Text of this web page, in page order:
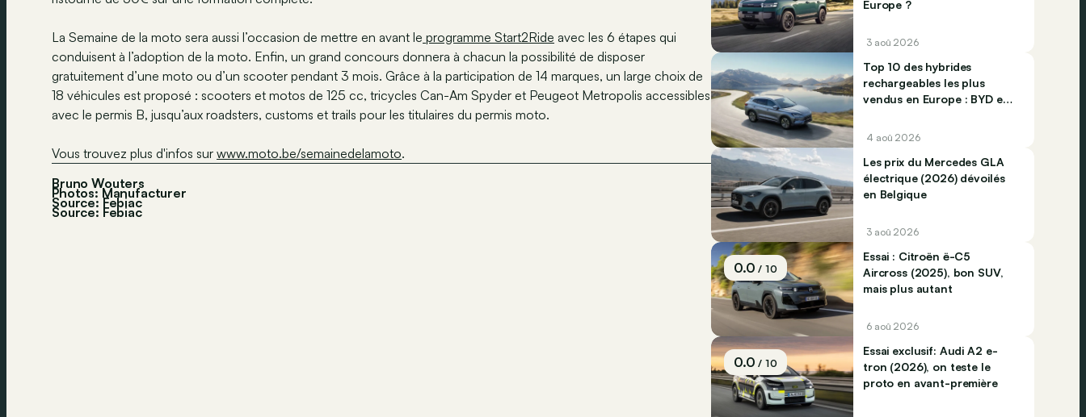
La Semaine de la moto sera aussi l’occasion de mettre en avant le programme Start2Ride avec les 6 étapes qui
conduisent à l’adoption de la moto. Enfin, un grand concours donnera à chacun la possibilité de disposer
gratuitement d’une moto ou d’un scooter pendant 3 mois. Grâce à la participation de 14 marques, un large choix de
18 véhicules est proposé : scooters et motos de 125 cc, tricycles Can-Am Spyder et Peugeot Metropolis accessibles
avec le permis B, jusqu’aux roadsters, customs et trails pour les titulaires du permis moto.
Vous trouvez plus d'infos sur www.moto.be/semainedelamoto.
Bruno Wouters
Photos: Manufacturer
Source: Febiac
Source: Febiac
Europe ?
3 aoû 2026
Top 10 des hybrides
rechargeables les plus
vendus en Europe : BYD et
4 aoû 2026
Les prix du Mercedes GLA
électrique (2026) dévoilés
en Belgique
3 aoû 2026
0.0/ 10
Essai : Citroën ë-C5
Aircross (2025), bon SUV,
mais plus autant
6 aoû 2026
0.0/ 10
Essai exclusif: Audi A2 e-
tron (2026), on teste le
proto en avant-première